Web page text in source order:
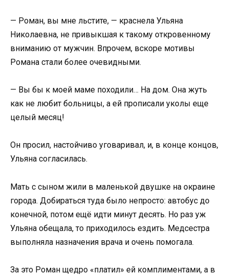
— Роман, вы мне льстите, — краснела Ульяна
Николаевна, не привыкшая к такому откровенному
вниманию от мужчин. Впрочем, вскоре мотивы
Романа стали более очевидными.
— Вы бы к моей маме походили… На дом. Она жуть
как не любит больницы, а ей прописали уколы еще
целый месяц!
Он просил, настойчиво уговаривал, и, в конце концов,
Ульяна согласилась.
Мать с сыном жили в маленькой двушке на окраине
города. Добираться туда было непросто: автобус до
конечной, потом ещё идти минут десять. Но раз уж
Ульяна обещала, то приходилось ездить. Медсестра
выполняла назначения врача и очень помогала.
За это Роман щедро «платил» ей комплиментами, а в